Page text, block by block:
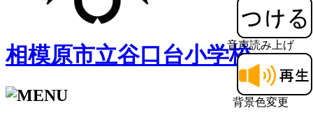
音声読み上げ
背景色変更
相模原市立谷口台小学校